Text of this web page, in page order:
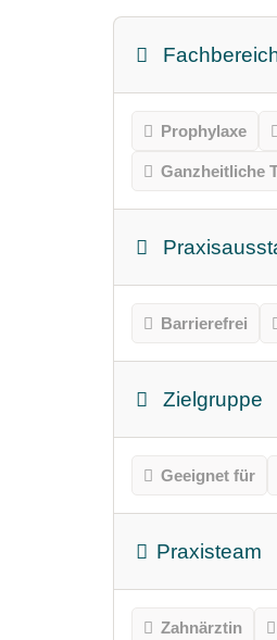
Prophylaxe
Ganzheitliche
Barrierefrei
Zielgruppe
Geeignet für
Praxisteam
Zahnärztin